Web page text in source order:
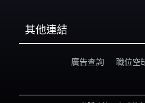
其他連結
廣告查詢 職位空